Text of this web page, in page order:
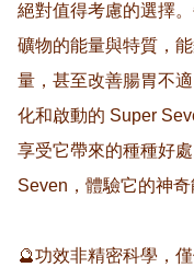
絕對值得考慮的選擇
礦物的能量與特質，
量，甚至改善腸胃不
化和啟動的 Super
享受它帶來的種種好
Seven，體驗它的神
🔮功效非精密科學，僅